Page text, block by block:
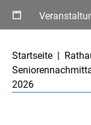
Startseite
2026